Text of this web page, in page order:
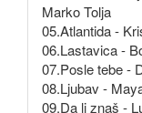
Marko Tolja
05.Atlantida -
06.Lastavica -
07.Posle tebe -
08.Ljubav -
09.Da li znaš -